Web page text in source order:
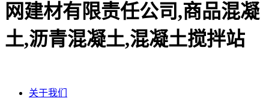
网建材有限责任公司,商品混凝
土,沥青混凝土,混凝土搅拌站
关于我们